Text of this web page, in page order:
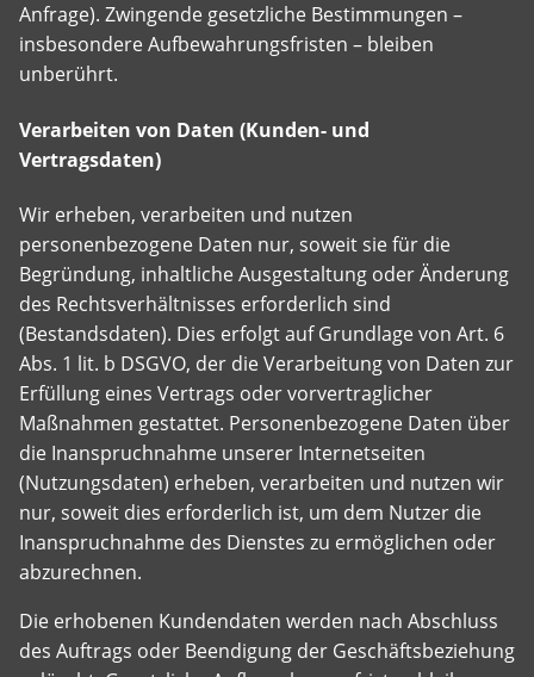
Anfrage). Zwingende gesetzliche Bestimmungen –
insbesondere Aufbewahrungsfristen – bleiben
unberührt.
Verarbeiten von Daten (Kunden- und
Vertragsdaten)
Wir erheben, verarbeiten und nutzen
personenbezogene Daten nur, soweit sie für die
Begründung, inhaltliche Ausgestaltung oder Änderung
des Rechtsverhältnisses erforderlich sind
(Bestandsdaten). Dies erfolgt auf Grundlage von Art. 6
Abs. 1 lit. b DSGVO, der die Verarbeitung von Daten zur
Erfüllung eines Vertrags oder vorvertraglicher
Maßnahmen gestattet. Personenbezogene Daten über
die Inanspruchnahme unserer Internetseiten
(Nutzungsdaten) erheben, verarbeiten und nutzen wir
nur, soweit dies erforderlich ist, um dem Nutzer die
Inanspruchnahme des Dienstes zu ermöglichen oder
abzurechnen.
Die erhobenen Kundendaten werden nach Abschluss
des Auftrags oder Beendigung der Geschäftsbeziehung